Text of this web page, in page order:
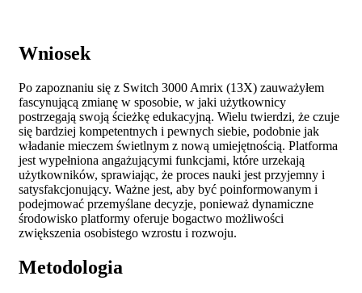
Wniosek
Po zapoznaniu się z Switch 3000 Amrix (13X) zauważyłem
fascynującą zmianę w sposobie, w jaki użytkownicy
postrzegają swoją ścieżkę edukacyjną. Wielu twierdzi, że czuje
się bardziej kompetentnych i pewnych siebie, podobnie jak
władanie mieczem świetlnym z nową umiejętnością. Platforma
jest wypełniona angażującymi funkcjami, które urzekają
użytkowników, sprawiając, że proces nauki jest przyjemny i
satysfakcjonujący. Ważne jest, aby być poinformowanym i
podejmować przemyślane decyzje, ponieważ dynamiczne
środowisko platformy oferuje bogactwo możliwości
zwiększenia osobistego wzrostu i rozwoju.
Metodologia